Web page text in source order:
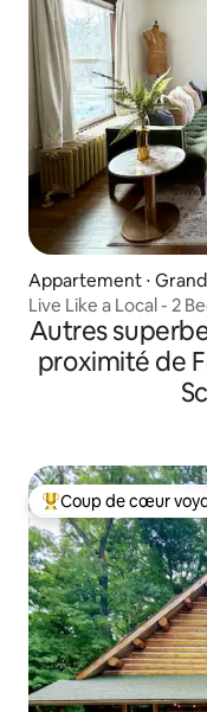
Appartement ⋅
Live Like a Local - 2
Autres
proximité de
Coups de cœur
Coup de cœur